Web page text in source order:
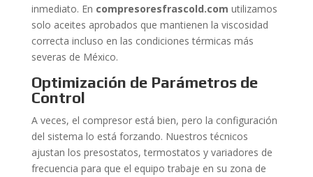
inmediato. En compresoresfrascold.com utilizamos
solo aceites aprobados que mantienen la viscosidad
correcta incluso en las condiciones térmicas más
severas de México.
Optimización de Parámetros de
Control
A veces, el compresor está bien, pero la configuración
del sistema lo está forzando. Nuestros técnicos
ajustan los presostatos, termostatos y variadores de
frecuencia para que el equipo trabaje en su zona de